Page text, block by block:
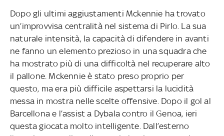
Dopo gli ultimi aggiustamenti Mckennie ha trovato
un’improvvisa centralità nel sistema di Pirlo. La sua
naturale intensità, la capacità di difendere in avanti
ne fanno un elemento prezioso in una squadra che
ha mostrato più di una difficoltà nel recuperare alto
il pallone. Mckennie è stato preso proprio per
questo, ma era più difficile aspettarsi la lucidità
messa in mostra nelle scelte offensive. Dopo il gol al
Barcellona e l’assist a Dybala contro il Genoa, ieri
questa giocata molto intelligente. Dall’esterno